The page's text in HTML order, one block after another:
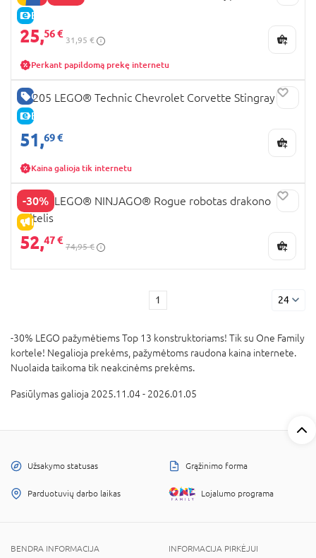
E-KAINA
25,56 €
31,95 €
Perkant papildomą prekę internetu
GERA KAINA
E-KAINA
42205 LEGO® Technic Chevrolet Corvette Stingray
51,69 €
Kaina galioja tik internetu
-30%
IŠPARDAVIMAS
71843 LEGO® NINJAGO® Rogue robotas drakono
raitelis
52,47 €
74,95 €
1 24
-30% LEGO pažymėtiems Top 13 konstruktoriams! Tik su One Family
kortele! Negalioja prekėms, pažymėtoms raudona kaina internete.
Nuolaida taikoma tik neakcinėms prekėms.
Pasiūlymas galioja 2025.11.04 - 2026.01.05
Užsakymo statusas Grąžinimo forma
Parduotuvių darbo laikas Lojalumo programa
BENDRA INFORMACIJA
INFORMACIJA PIRKĖJUI